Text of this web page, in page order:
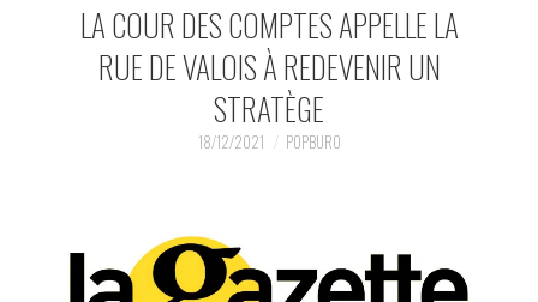
MUSIQUESACTUELLES.NET
GABBA GABBA HEY !
DOKO
LA COUR DES COMPTES APPELLE LA
RUE DE VALOIS À REDEVENIR UN
STRATÈGE
18/12/2021 POPBURO